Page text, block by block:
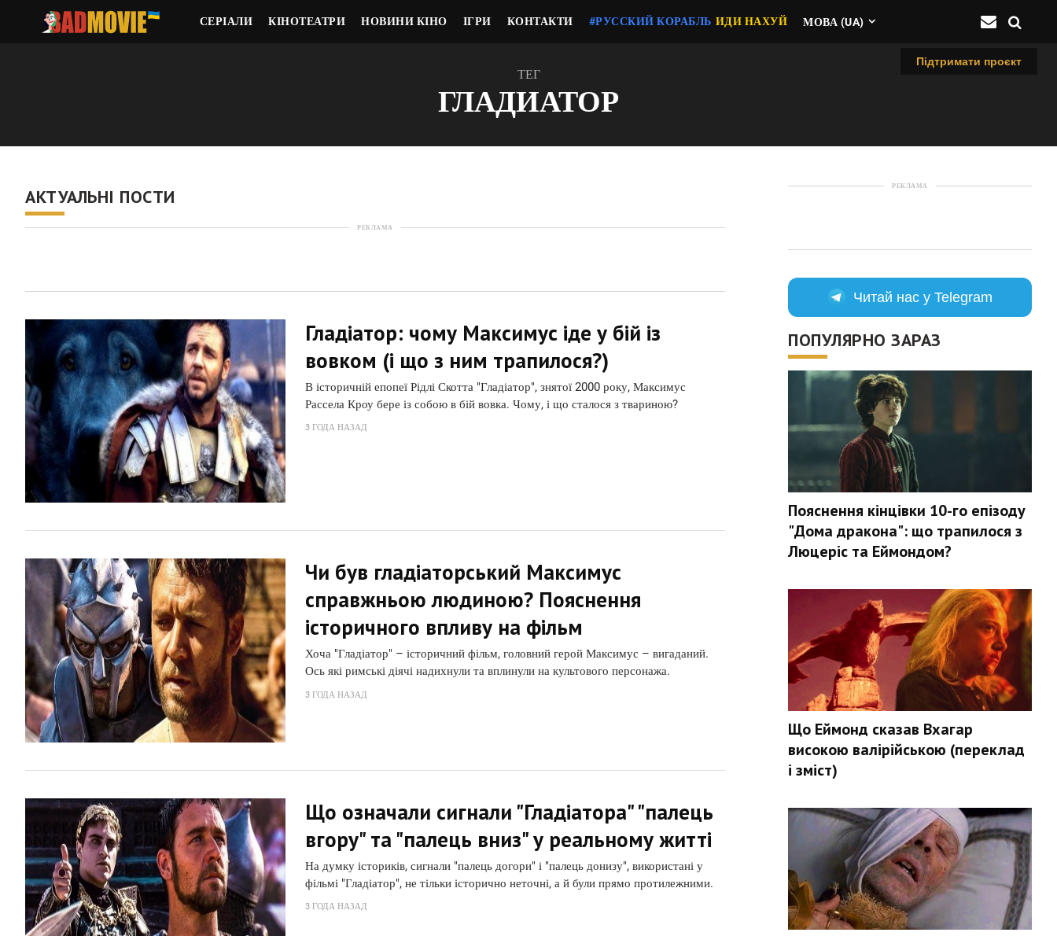
СЕРІАЛИ КІНОТЕАТРИ НОВИНИ КІНО ІГРИ КОНТАКТИ #РУССКИЙ КОРАБЛЬ ИДИ НАХУЙ МОВА (UA)
Підтримати проєкт
ТЕГ
ГЛАДИАТОР
АКТУАЛЬНІ ПОСТИ
РЕКЛАМА
Гладіатор: чому Максимус іде у бій із
вовком (і що з ним трапилося?)
В історичній епопеї Рідлі Скотта "Гладіатор", знятої 2000 року, Максимус
Рассела Кроу бере із собою в бій вовка. Чому, і що сталося з твариною?
3 ГОДА НАЗАД
Чи був гладіаторський Максимус
справжньою людиною? Пояснення
історичного впливу на фільм
Хоча "Гладіатор" – історичний фільм, головний герой Максимус – вигаданий.
Ось які римські діячі надихнули та вплинули на культового персонажа.
3 ГОДА НАЗАД
Що означали сигнали "Гладіатора" "палець
вгору" та "палець вниз" у реальному житті
На думку істориків, сигнали "палець догори" і "палець донизу", використані у
фільмі "Гладіатор", не тільки історично неточні, а й були прямо протилежними.
3 ГОДА НАЗАД
РЕКЛАМА
Читай нас у Telegram
ПОПУЛЯРНО ЗАРАЗ
Пояснення кінцівки 10-го епізоду
"Дома дракона": що трапилося з
Люцеріс та Еймондом?
Що Еймонд сказав Вхагар
високою валірійською (переклад
і зміст)